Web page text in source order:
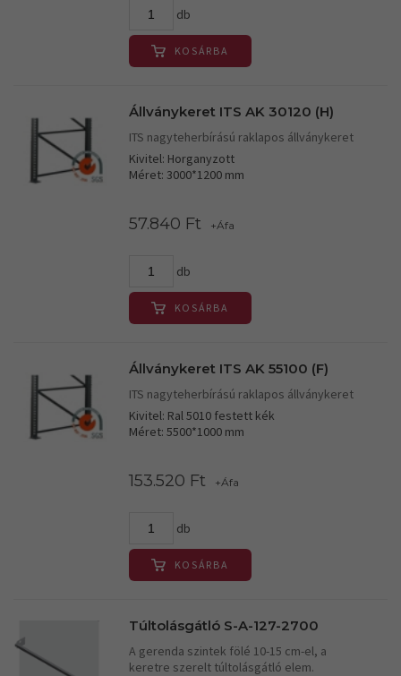
db
KOSÁRBA
Állványkeret ITS AK 30120 (H)
ITS nagyteherbírású raklapos állványkeret
Kivitel: Horganyzott
Méret: 3000*1200 mm
57.840 Ft +Áfa
db
KOSÁRBA
Állványkeret ITS AK 55100 (F)
ITS nagyteherbírású raklapos állványkeret
Kivitel: Ral 5010 festett kék
Méret: 5500*1000 mm
153.520 Ft +Áfa
db
KOSÁRBA
Túltolásgátló S-A-127-2700
A gerenda szintek fölé 10-15 cm-el, a
keretre szerelt túltolásgátló elem.